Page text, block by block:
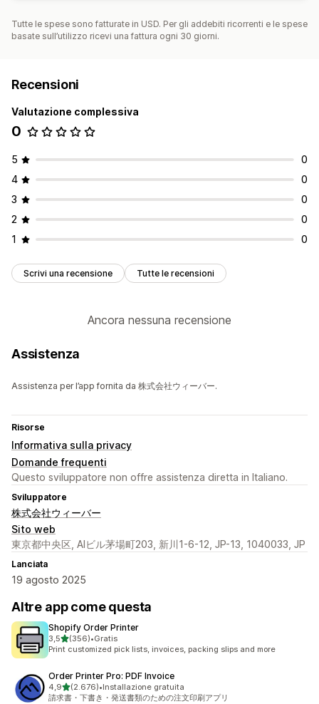
Tutte le spese sono fatturate in USD. Per gli addebiti ricorrenti e le spese
basate sull’utilizzo ricevi una fattura ogni 30 giorni.
Recensioni
Valutazione complessiva
0
5
0
4
0
3
0
2
0
1
0
Scrivi una recensione Tutte le recensioni
Ancora nessuna recensione
Assistenza
Assistenza per l’app fornita da 株式会社ウィーバー.
Risorse
Informativa sulla privacy
Domande frequenti
Questo sviluppatore non offre assistenza diretta in Italiano.
Sviluppatore
株式会社ウィーバー
Sito web
東京都中央区, AIビル茅場町203, 新川1-6-12, JP-13, 1040033, JP
Lanciata
19 agosto 2025
Altre app come questa
Shopify Order Printer
3,5stelle su 5
(356)
356 recensioni totali
•Gratis
Print customized pick lists, invoices, packing slips and more
Order Printer Pro: PDF Invoice
4,9stelle su 5
(2.676)
2676 recensioni totali
•Installazione gratuita
請求書・下書き・発送書類のための注文印刷アプリ